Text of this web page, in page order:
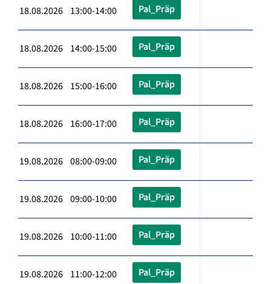
18.08.2026 13:00-14:00 Pal_Präp
18.08.2026 14:00-15:00 Pal_Präp
18.08.2026 15:00-16:00 Pal_Präp
18.08.2026 16:00-17:00 Pal_Präp
19.08.2026 08:00-09:00 Pal_Präp
19.08.2026 09:00-10:00 Pal_Präp
19.08.2026 10:00-11:00 Pal_Präp
19.08.2026 11:00-12:00 Pal_Präp